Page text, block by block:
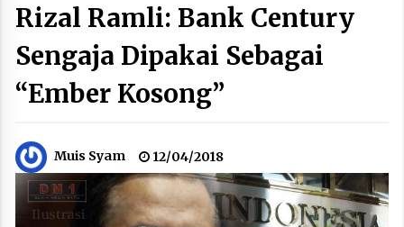
Rizal Ramli: Bank Century
Sengaja Dipakai Sebagai
“Ember Kosong”
Muis Syam 12/04/2018